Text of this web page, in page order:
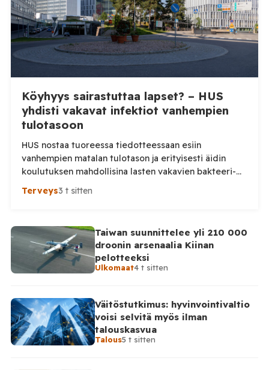
Syyrian […]
Köyhyys sairastuttaa lapset? – HUS
yhdisti vakavat infektiot vanhempien
tulotasoon
HUS nostaa tuoreessa tiedotteessaan esiin
vanhempien matalan tulotason ja erityisesti äidin
koulutuksen mahdollisina lasten vakavien bakteeri-
infektioiden riskitekijöinä. Tutkimusta tarkemmin
katsottaessa kuva on kuitenkin huomattavasti
merkitsevä. HUS julkaisi maanantaina tiedotteen
”Vanhempien alhainen tulotaso ja koulutus voivat
vaikuttaa lasten vakavien bakteeri-infektioiden
riskiin”, jonka mukaan lasten riski sairastua vakavaan
bakteeri-infektioon on hieman […]
Terveys3 t sitten
Taiwan suunnittelee yli 210 000
droonin arsenaalia Kiinan
pelotteeksi
Ulkomaat4 t sitten
Väitöstutkimus: hyvinvointivaltio
voisi selvitä myös ilman
talouskasvua
Talous5 t sitten